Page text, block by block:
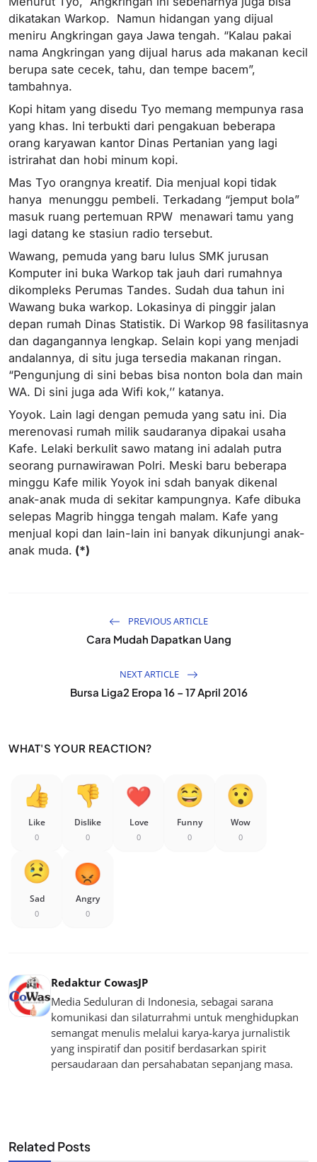
dikatakan Warkop. Namun hidangan yang dijual
meniru Angkringan gaya Jawa tengah. “Kalau pakai
nama Angkringan yang dijual harus ada makanan kecil
berupa sate cecek, tahu, dan tempe bacem”,
tambahnya.
Kopi hitam yang disedu Tyo memang mempunya rasa
yang khas. Ini terbukti dari pengakuan beberapa
orang karyawan kantor Dinas Pertanian yang lagi
istrirahat dan hobi minum kopi.
Mas Tyo orangnya kreatif. Dia menjual kopi tidak
hanya menunggu pembeli. Terkadang “jemput bola”
masuk ruang pertemuan RPW menawari tamu yang
lagi datang ke stasiun radio tersebut.
Wawang, pemuda yang baru lulus SMK jurusan
Komputer ini buka Warkop tak jauh dari rumahnya
dikompleks Perumas Tandes. Sudah dua tahun ini
Wawang buka warkop. Lokasinya di pinggir jalan
depan rumah Dinas Statistik. Di Warkop 98 fasilitasnya
dan dagangannya lengkap. Selain kopi yang menjadi
andalannya, di situ juga tersedia makanan ringan.
“Pengunjung di sini bebas bisa nonton bola dan main
WA. Di sini juga ada Wifi kok,’’ katanya.
Yoyok. Lain lagi dengan pemuda yang satu ini. Dia
merenovasi rumah milik saudaranya dipakai usaha
Kafe. Lelaki berkulit sawo matang ini adalah putra
seorang purnawirawan Polri. Meski baru beberapa
minggu Kafe milik Yoyok ini sdah banyak dikenal
anak-anak muda di sekitar kampungnya. Kafe dibuka
selepas Magrib hingga tengah malam. Kafe yang
menjual kopi dan lain-lain ini banyak dikunjungi anak-
anak muda. (*)
PREVIOUS ARTICLE
Cara Mudah Dapatkan Uang
NEXT ARTICLE
Bursa Liga2 Eropa 16 – 17 April 2016
WHAT'S YOUR REACTION?
Like
0
Dislike
0
Love
0
Funny
0
Wow
0
Sad
0
Angry
0
Redaktur CowasJP
Media Seduluran di Indonesia, sebagai sarana
komunikasi dan silaturrahmi untuk menghidupkan
semangat menulis melalui karya-karya jurnalistik
yang inspiratif dan positif berdasarkan spirit
persaudaraan dan persahabatan sepanjang masa.
Related Posts